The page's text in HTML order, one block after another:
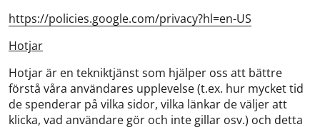
https://policies.google.com/privacy?hl=en-US
Hotjar
Hotjar är en tekniktjänst som hjälper oss att bättre
förstå våra användares upplevelse (t.ex. hur mycket tid
de spenderar på vilka sidor, vilka länkar de väljer att
klicka, vad användare gör och inte gillar osv.) och detta